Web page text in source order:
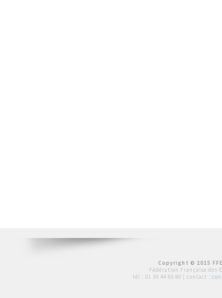
Copyright © 2015
Fédération Française des
tél : 01 39 44 65 80 | contact :